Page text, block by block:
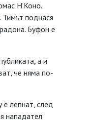
Н'Коно.
поднася
Буфон е
а и
че няма по-
е лепнат, след
нападател